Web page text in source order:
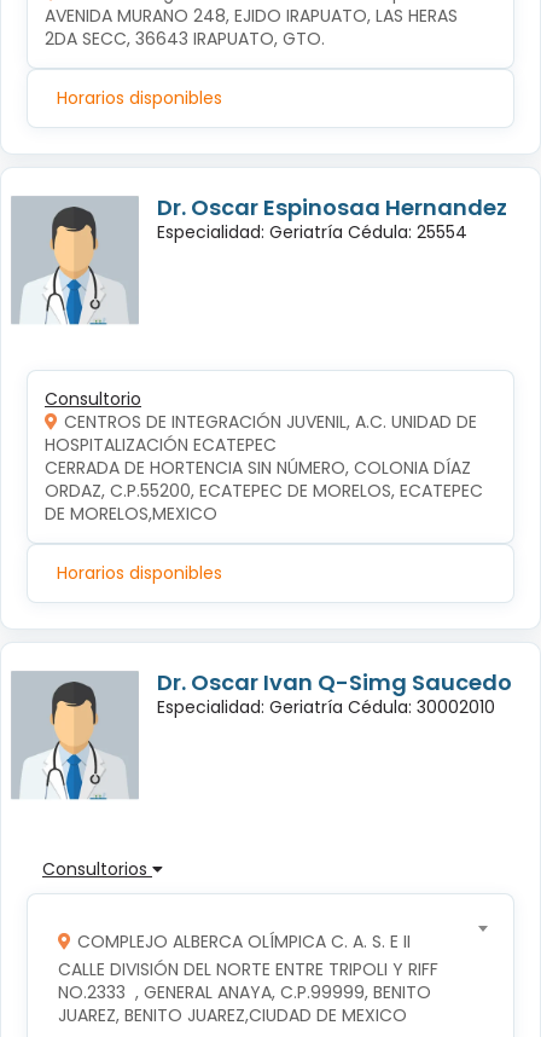
AVENIDA MURANO 248, EJIDO IRAPUATO, LAS HERAS
2DA SECC, 36643 IRAPUATO, GTO.
Horarios disponibles
Dr. Oscar Espinosaa Hernandez
Especialidad: Geriatría Cédula: 25554
Consultorio
CENTROS DE INTEGRACIÓN JUVENIL, A.C. UNIDAD DE
HOSPITALIZACIÓN ECATEPEC
CERRADA DE HORTENCIA SIN NÚMERO, COLONIA DÍAZ
ORDAZ, C.P.55200, ECATEPEC DE MORELOS, ECATEPEC
DE MORELOS,MEXICO
Horarios disponibles
Dr. Oscar Ivan Q-Simg Saucedo
Especialidad: Geriatría Cédula: 30002010
Consultorios
COMPLEJO ALBERCA OLÍMPICA C. A. S. E II
CALLE DIVISIÓN DEL NORTE ENTRE TRIPOLI Y RIFF
NO.2333  , GENERAL ANAYA, C.P.99999, BENITO
JUAREZ, BENITO JUAREZ,CIUDAD DE MEXICO